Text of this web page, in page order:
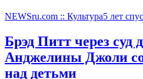
NEWSru.com :: Культура5 лет
Брэд Питт через суд
Анджелины Джоли
над детьми